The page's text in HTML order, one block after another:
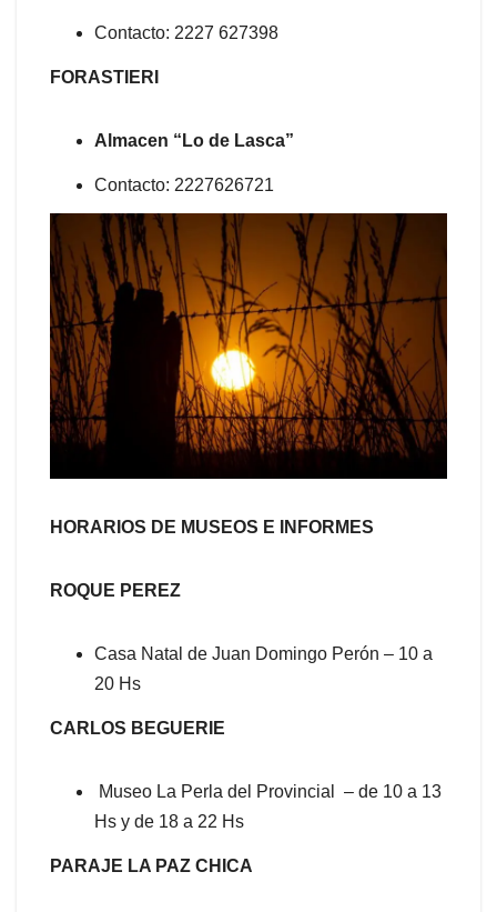
Contacto: 2227 627398
FORASTIERI
Almacen “Lo de Lasca”
Contacto: 2227626721
HORARIOS DE MUSEOS E INFORMES
ROQUE PEREZ
Casa Natal de Juan Domingo Perón – 10 a
20 Hs
CARLOS BEGUERIE
Museo La Perla del Provincial – de 10 a 13
Hs y de 18 a 22 Hs
PARAJE LA PAZ CHICA